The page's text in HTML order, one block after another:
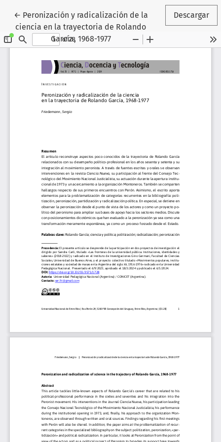
← Volver a los detalles del artículo
Peronización y radicalización de la
ciencia en la trayectoria de Rolando
García, 1968-1977
Descargar